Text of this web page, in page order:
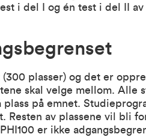
i del I og én test i del II av
(300 plasser) og det er
skal velge mellom. Alle
plass på emnet.
Resten av plassene vil bli
er ikke